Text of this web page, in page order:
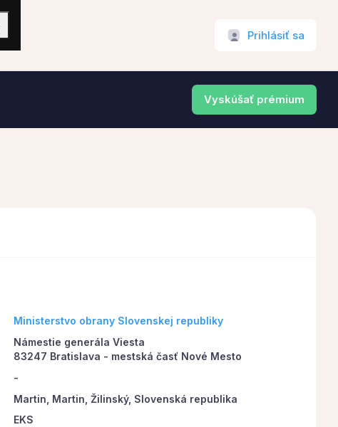
Prihlásiť sa
Vyskúšať prémium
Ministerstvo obrany Slovenskej republiky
Námestie generála Viesta
83247 Bratislava - mestská časť Nové Mesto
-
Martin, Martin, Žilinský, Slovenská republika
EKS